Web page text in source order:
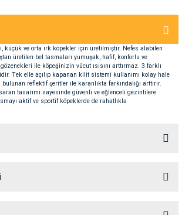
küçük ve orta ırk köpekler için üretilmiştir. Nefes alabilen
üretilen bel tasmaları yumuşak, hafif, konforlu ve
ile köpeğinizin vücut ısısını arttırmaz. 3 farklı
Tek elle açılıp kapanan kilit sistemi kullanımı kolay hale
reflektif şeritler ile karanlıkta farkındalığı arttırır.
tasarımı sayesinde güvenli ve eğlenceli gezintilere
aktif ve sportif köpeklerde de rahatlıkla
henüz soru sorulmamış.